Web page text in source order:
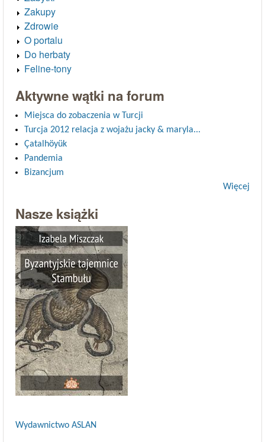
Zakupy
Zdrowie
O portalu
Do herbaty
Feline-tony
Aktywne wątki na forum
Miejsca do zobaczenia w Turcji
Turcja 2012 relacja z wojażu jacky & maryla...
Çatalhöyük
Pandemia
Bizancjum
Więcej
Nasze książki
Wydawnictwo ASLAN